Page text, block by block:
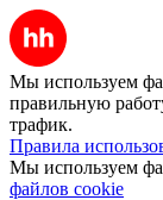
Мы используем
правильную
трафик.
Правила
Мы используем
файлов cookie